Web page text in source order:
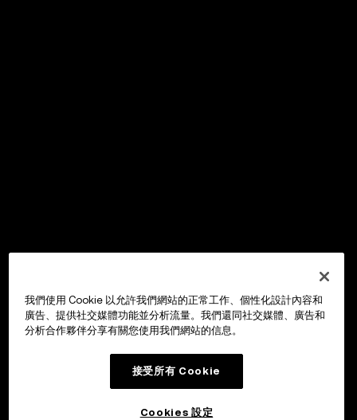
我們使用 Cookie 以允許我們網站的正常工作、個性化設計內容和
廣告、提供社交媒體功能並分析流量。我們還同社交媒體、廣告和
分析合作夥伴分享有關您使用我們網站的信息。
接受所有 Cookie
Cookies 設定